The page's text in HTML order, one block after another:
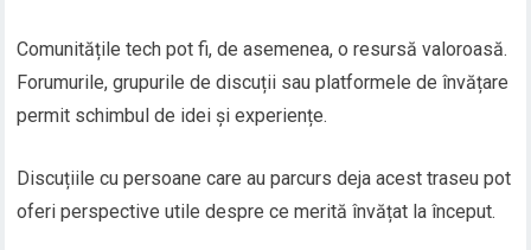
Comunitățile tech pot fi, de asemenea, o resursă valoroasă.
Forumurile, grupurile de discuții sau platformele de învățare
permit schimbul de idei și experiențe.
Discuțiile cu persoane care au parcurs deja acest traseu pot
oferi perspective utile despre ce merită învățat la început.